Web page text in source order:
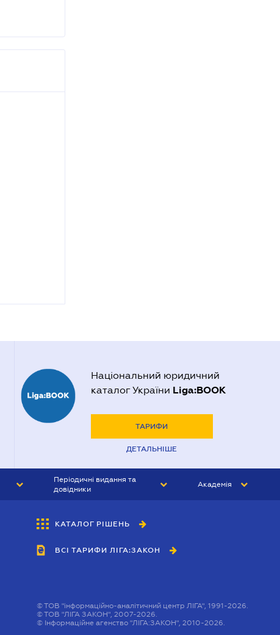
Національний юридичний
каталог України Liga:BOOK
ТАРИФИ
ДЕТАЛЬНІШЕ
Періодичні видання та
довідники
БУХГАЛТЕР&ЗАКОН
ВІСНИК МСФЗ
Академія
КАТАЛОГ РІШЕНЬ
ВСІ ТАРИФИ ЛІГА:ЗАКОН
©ТОВ "інформаційно-аналітичний центр ЛІГА", 1991-2026.
©ТОВ "ЛІГА ЗАКОН", 2007-2026.
© Інформаційне агенство "ЛІГА:ЗАКОН", 2010-2026.